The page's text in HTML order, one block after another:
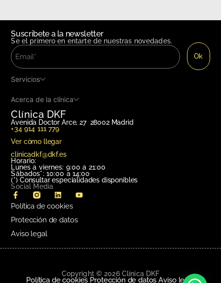
Clínica DKF
Avenida Doctor Arce, 27 28002 Madrid
+34 914 111 779
Ver cómo llegar
clinicadkf@dkf.es
Horario:
Lunes a viernes: 9:00 a 21:00
Sábados*: 10:00 a 14:00
(*) Consultar especialidades disponibles
Social Media
Suscribete a la newsletter
Se el primero en entarte de nuestras novedades.
Servicios
Acerca de la clínica
Política de cookies
Protección de datos
Aviso legal
Copyright © 2026 Clínica DKF
Política de cookies Protección de datos Aviso legal